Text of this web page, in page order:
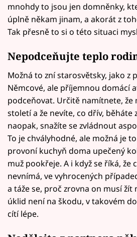
mnohdy to jsou jen domněnky,
úplně někam jinam, a akorát z
Tak přesně to si o této situaci
Nepodceňujte teplo
Možná to zní starosvětsky, jako z
Němcové, ale příjemnou domácí
podceňovat. Určitě namítnete, že
století a že nevíte, co dřív, běháte
naopak, snažíte se zvládnout
To je chvályhodné, ale možná je
provoní kuchyň doma upečený
muž pookřeje. A i když se říká, že
nevnímá, ve vyhrocených
a táže se, proč zrovna on musí žít
úklid není na škodu, v takovém
cítí lépe.